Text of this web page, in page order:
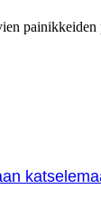
painikkeiden